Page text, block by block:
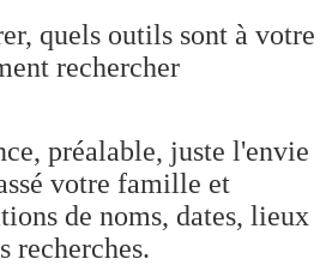
quels outils sont à votre
rechercher
préalable, juste l'envie
votre famille et
de noms, dates, lieux
recherches.